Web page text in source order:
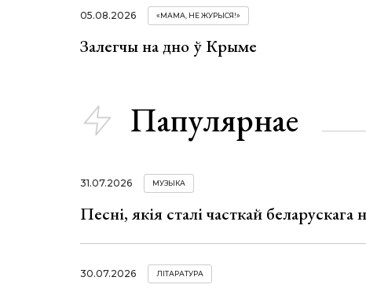
05.08.2026 «МАМА, НЕ ЖУРЫСЯ!»
Залегчы на дно ў Крыме
Папулярнае
31.07.2026 МУЗЫКА
Песні, якія сталі часткай беларускага
30.07.2026 ЛІТАРАТУРА